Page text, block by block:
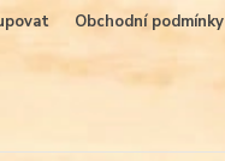
Obchodní podmínky